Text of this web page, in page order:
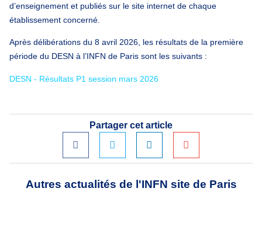
d’enseignement et publiés sur le site internet de chaque
établissement concerné.
Après délibérations du 8 avril 2026, les résultats de la première
période du DESN à l’INFN de Paris sont les suivants :
DESN - Résultats P1 session mars 2026
Partager cet article
Autres actualités de l'INFN site de Paris